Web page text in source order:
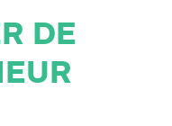
DE